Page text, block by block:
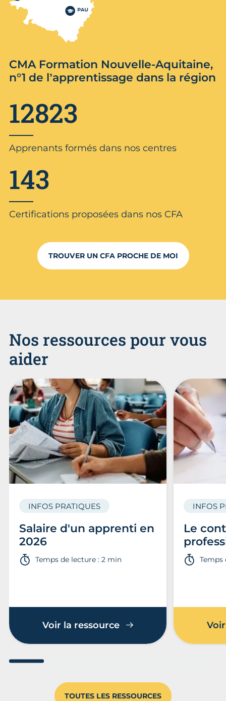
CMA Formation Nouvelle-Aquitaine,
n°1 de l’apprentissage dans la région
12823
Apprenants formés dans nos centres
143
Certifications proposées dans nos CFA
TROUVER UN CFA PROCHE DE MOI
Nos ressources pour vous
aider
Salaire d'un apprenti en
2026
INFOS PRATIQUES
Temps de lecture : 2 min
Voir la ressource
Le
INFOS
Temps
TOUTES LES RESSOURCES